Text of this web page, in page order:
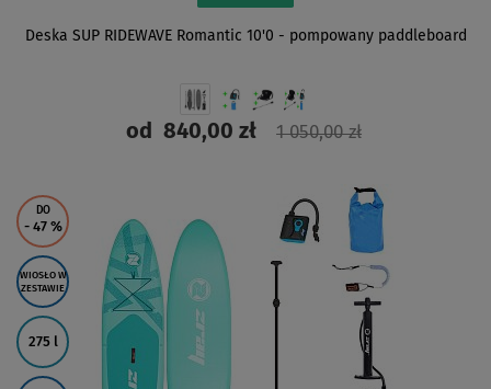
Deska SUP RIDEWAVE Romantic 10'0 - pompowany paddleboard
od 840,00 zł 1 050,00 zł
DO
- 47 %
WIOSŁO W
ZESTAWIE
275 l